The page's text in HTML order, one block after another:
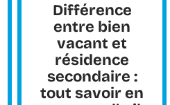
Différence
entre bien
vacant et
résidence
secondaire :
tout savoir en